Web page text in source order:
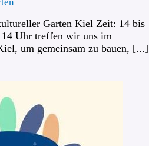
Garten Kiel Zeit: 14 bis
14 Uhr treffen wir uns im
um gemeinsam zu bauen, [...]